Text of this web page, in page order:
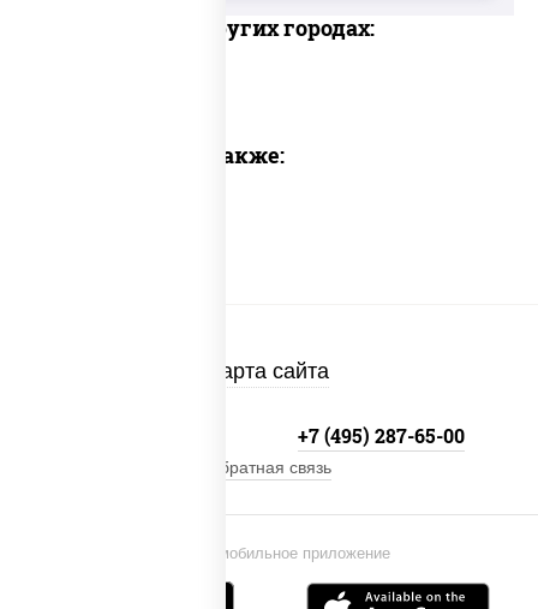
Доставка в других городах:
Предлагаем также:
Карта сайта
Установи мобильное приложение
+7 (495) 287-65-00
Обратная связь